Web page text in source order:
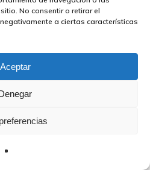
No consentir o retirar el
a ciertas características
Aceptar